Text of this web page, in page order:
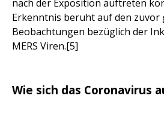
nach der Exposition auftreten
Erkenntnis beruht auf den zuvor
Beobachtungen bezüglich der
MERS Viren.[5]
Wie sich das Coronavirus